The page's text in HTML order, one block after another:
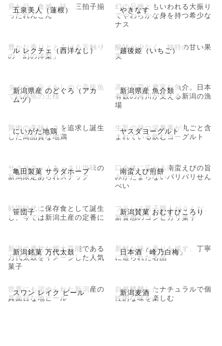
五泉美人（蓮根）
見た目、食感、味、三拍子揃
ったれんこん
やきなす
幻の品種ともいわれる大振り
でやわらかな身を持つ希少な
ナス
ル レクチェ（西洋なし）
豊かな香りととろける舌触り
の「幻の洋梨」
越後姫（いちご）
酸味が少なく、独特の甘い果
実
新潟県産 のどぐろ（アカ
ムツ）
タイやヒラメをしのぐ高級魚
で白身魚の王様
新潟県産 魚介類
高い品質と豊富な魚介。日本
有数の河川が支える新潟の漁
場
にいがた地鶏
鶏肉の美味しさを追求し誕生
した高品質な地鶏
ヤスダヨーグルト
生乳の持つ栄養素が丸ごと含
まれている飲むヨーグルト
亀田製菓 サラダホープ
サクサクッ！あっさり塩味の
新潟限定あられスナック
南蛮えび煎餅
口全体に広がる南蛮えびの旨
みがたまらないパリパリせん
べい
笹団子
戦国時代に保存食として誕生
し、今では新潟土産の定番に
新潟賛菓 おむすびころり
フランス菓子職人がうんだ、
新食感のコシヒカリ菓子
新潟銘菓 万代太鼓
新潟の勇壮な郷土芸能である
万代太鼓をイメージした人気
菓子
日本酒「峰乃白梅」
新鮮な味と香りを残す、丁寧
に造られた名品
スワン レイク ビール
世界にも認められた新潟産の
真面目な地ビール
新潟麦酒
自然醗酵したナチュラルで個
性的な味を楽しむ